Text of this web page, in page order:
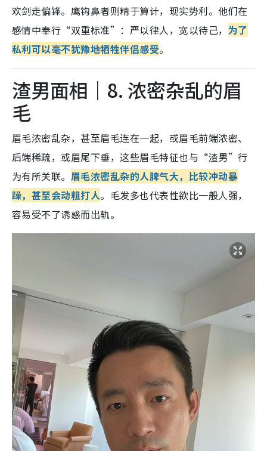
欢剑走偏锋。鹰钩鼻者则精于算计，现实势利。他们在
感情中奉行“双重标准”：严以律人，宽以待己， 为了
私利可以毫不犹豫地牺牲伴侣感受。
渣男面相｜8. 浓密杂乱的眉
毛
眉毛浓密乱杂，甚至眉毛连在一起，或眉毛前端浓密、
后端稀疏，或眉尾下垂，这些眉毛特征也与“渣男”行
为有所关联。 眉毛浓密乱杂的人脾气大，比较冲动暴
躁，甚至会动粗打人。毛发多也代表性欲比一般人强，
容易受不了诱惑而出轨。